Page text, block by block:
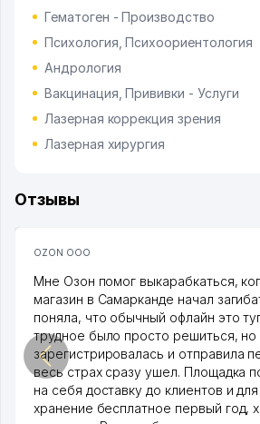
Гематоген - Производство
Психология, Психоориентология
Андрология
Вакцинация, Прививки - Услуги
Лазерная коррекция зрения
Лазерная хирургия
Отзывы
OZON ООО
Мне Озон помог выкарабкаться,
магазин в Самарканде начал
поняла, что обычный офлайн это
трудное было просто решиться, но
зарегистрировалась и отправила
весь страх сразу ушел. Площадка
на себя доставку до клиентов и
хранение бесплатное первый год,